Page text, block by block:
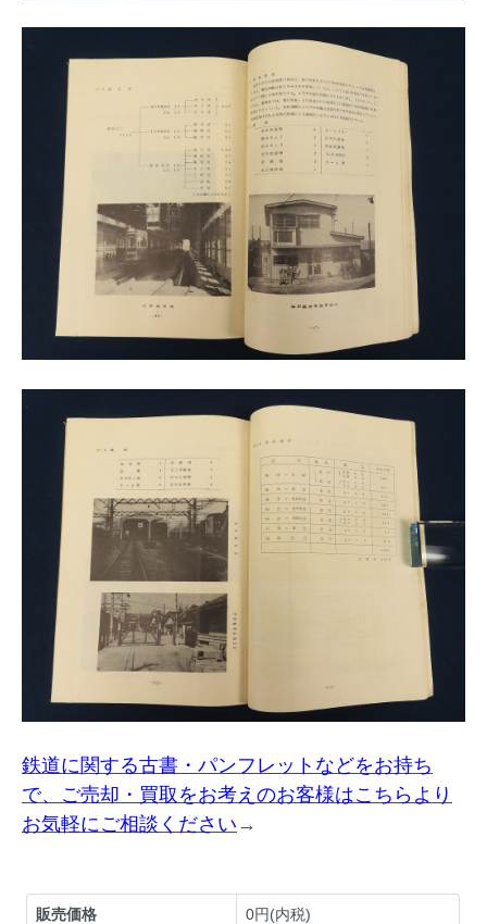
鉄道に関する古書・パンフレットなどをお持ち
で、ご売却・買取をお考えのお客様はこちらより
お気軽にご相談ください →
販売価格 0円(内税)